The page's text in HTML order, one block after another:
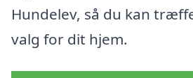
Hundelev, så du kan
valg for dit hjem.